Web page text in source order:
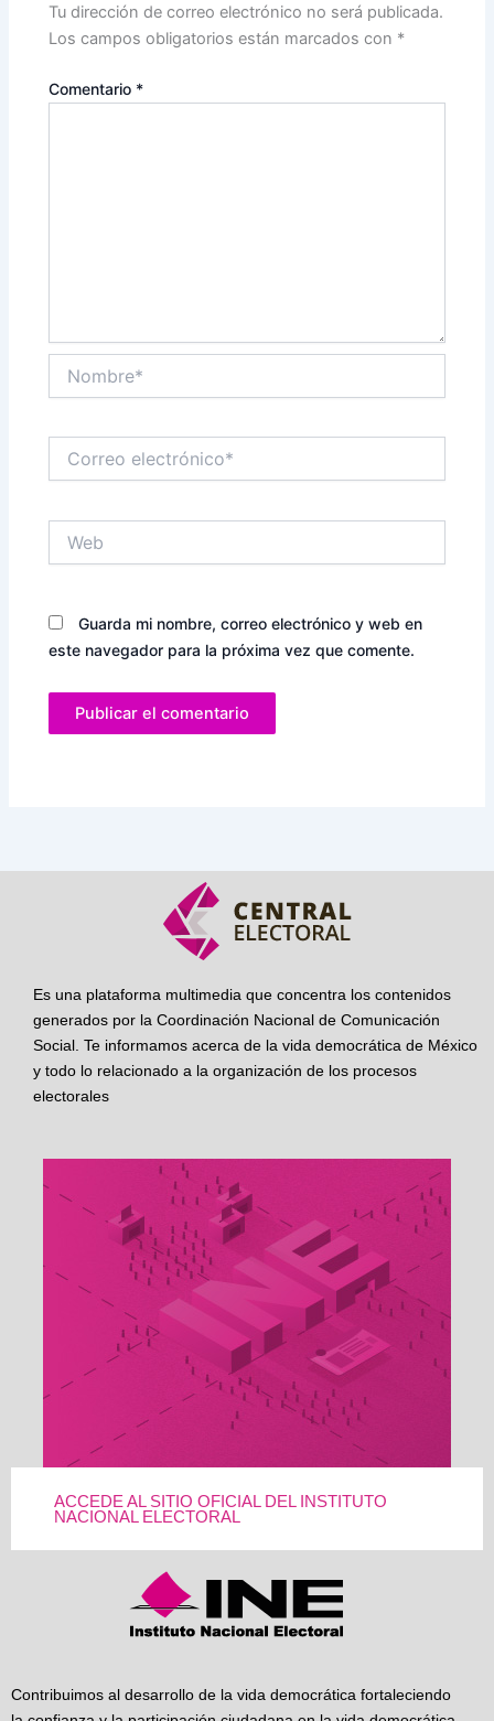
Tu dirección de correo electrónico no será publicada.
Los campos obligatorios están marcados con *
Comentario *
electrónico*
Guarda mi nombre, correo electrónico y web en
este navegador para la próxima vez que comente.
Es una plataforma multimedia que concentra los contenidos
generados por la Coordinación Nacional de Comunicación
Social. Te informamos acerca de la vida democrática de México
y todo lo relacionado a la organización de los procesos
electorales
ACCEDE AL SITIO OFICIAL DEL INSTITUTO
NACIONAL ELECTORAL
Contribuimos al desarrollo de la vida democrática fortaleciendo